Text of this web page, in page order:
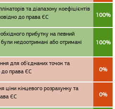
та діапазону коефіцієнтів
до права ЄС
100%
прибутку на певний
недоотримані або отримані
100%
для об'єднаних точок та
до права ЄС
0%
ціни кінцевого розрахунку та
ЄС
0%